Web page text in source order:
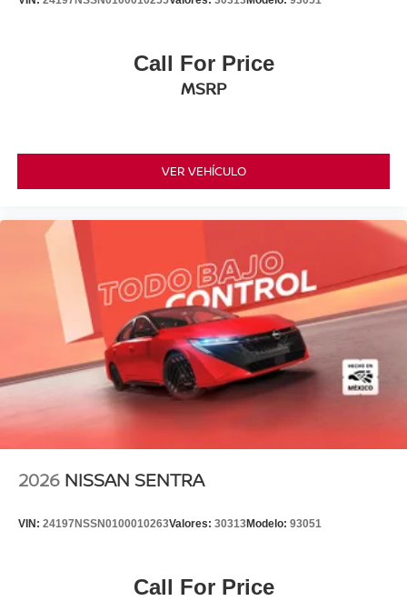
Call For Price
MSRP
VER VEHÍCULO
2026 NISSAN SENTRA
VIN: 24197NSSN0100010263Valores: 30313Modelo: 93051
Call For Price